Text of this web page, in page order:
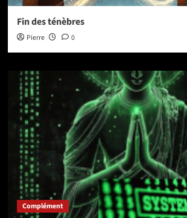
Fin des ténèbres
Pierre 0
Complément